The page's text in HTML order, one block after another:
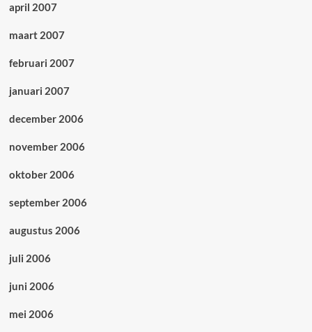
april 2007
maart 2007
februari 2007
januari 2007
december 2006
november 2006
oktober 2006
september 2006
augustus 2006
juli 2006
juni 2006
mei 2006